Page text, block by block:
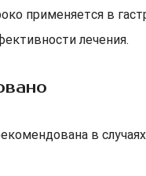
применяется в
лечения.
в